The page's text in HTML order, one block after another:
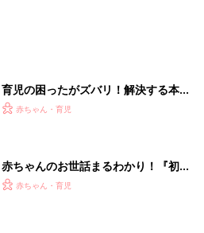
育児の困ったがズバリ！解決する本
『ひよこクラブ 秋号』 4カ月～2才
赤ちゃん・育児
赤ちゃんのお世話まるわかり！『初め
てのひよこクラブ 夏号』〈巻頭大特
赤ちゃん・育児